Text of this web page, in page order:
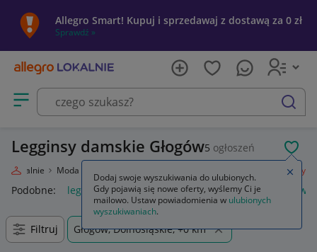
Allegro Smart! Kupuj i sprzedawaj z dostawą za 0 zł
Sprawdź »
Otwórz menu z kategoriami
szukaj
Legginsy damskie Głogów5 ogłoszeń
Lokalnie Moda Legginsy
Podobne: legginsy legginsy damskie legginsy motocyklowe
Filtruj Głogów, Dolnośląskie, +0 km
Dodaj swoje wyszukiwania do ulubionych.
Gdy pojawią się nowe oferty, wyślemy Ci je
mailowo. Ustaw powiadomienia w ulubionych
wyszukiwaniach.